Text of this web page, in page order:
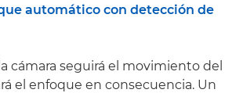
automático con detección de
cámara seguirá el movimiento del
el enfoque en consecuencia. Un